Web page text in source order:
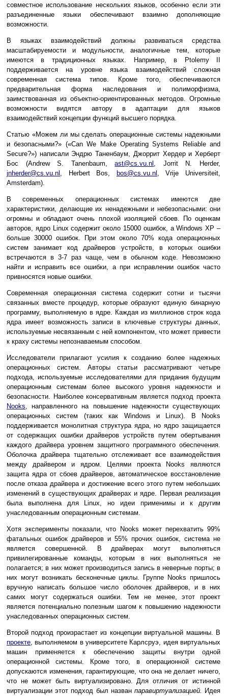
совместное использование нескольких языков, особенно если эти
разъединенные языки обеспечивают взаимно дополняющие
возможности.
В языках взаимодействий должны развиваться средства
масштабируемости и модульности, аналогичные тем, которые
имеются в традиционных языках. Например, в Ptolemy II
поддерживается на уровне языка взаимодействий сложная
современная система типов. Кроме того, обеспечиваются
предварительная форма наследования и полиморфизма,
заимствованная из объектно-ориентированных методов. Огромные
возможности видятся автору в адаптации для языков
взаимодействий концепции функций высшего порядка.
Статью «Можем ли мы сделать операционные системы надежными
и безопасными?» («Can We Make Operating Systems Reliable and
Secure?») написали Эндрю Таненбаум, Джоррит Хердер и Херберт
Бос (Andrew S. Tanenbaum,ast@cs.vu.nl , Jorrit N. Herder,
jnherder@cs.vu.nl , Herbert Bos, bos@cs.vu.nl , Vrije Universiteit,
Amsterdam).
В современных операционных системах имеются две
характеристики, делающие их ненадежными и небезопасными: они
огромны и обладают очень плохой изоляцией сбоев. По оценкам
авторов, ядро Linux содержит около 15000 ошибок, а Windows XP –
больше 30000 ошибок. При этом около 70% кода операционных
систем занимает код драйверов устройств, в которых ошибки
встречаются в 3-7 раз чаще, чем в обычном коде. Невозможно
найти и исправить все ошибки, а при исправлении ошибок часто
привносятся новые ошибки.
Современная операционная система содержит сотни и тысячи
связанных вместе процедур, которые образуют единую бинарную
программу, выполняемую в ядре. Каждая из миллионов строк кода
ядра имеет возможность записи в ключевые структуры данных,
используемые несвязанным с ней компонентом, что может привести
к краху системы непознаваемым способом.
Исследователи прилагают усилия к созданию более надежных
операционных систем. Авторы статьи рассматривают четыре
подхода, используемые исследователями для придания будущим
операционным системам более высокого уровня надежности и
безопасности. Наиболее консервативным является подход проекта
Nooks, направленного на повышение надежности существующих
операционных систем (таких как Windows и Linux). В Nooks
поддерживается монолитная структура ядра, но ядро защищается
от содержащих ошибки драйверов устройств путем обертывания
каждого драйвера уровнем защитного программного обеспечения.
Оболочка драйвера тщательно отслеживает все взаимодействия
между драйвером и ядром. Целями проекта Nooks являются
защита ядра от сбоев драйверов, автоматическое восстановление
после отказа драйвера и достижение всего этого путем небольших
изменений в существующих драйверах и ядре. Первая реализация
была выполнена для Linux, но идеи применимы и к другим
унаследованным операционным системам.
Хотя эксперименты показали, что Nooks может перехватить 99%
фатальных ошибок драйверов и 55% прочих ошибок, система не
является совершенной. В драйверах могут выполняться
привилегированные команды, которым в них выполняться не
полагается; в них может производиться запись в неверные порты; в
них могут возникать бесконечные циклы. Группе Nooks пришлось
вручную написать большое число оболочек драйверов, и в них
самих могут содержаться ошибки. Тем не менее, этот проект
является потенциально полезным шагом к повышению надежности
унаследованных операционных систем.
Второй подход произрастает из концепции виртуальной машины. В
проекте, выполняемом в университете Карлсруэ, идея виртуальных
машин применяется к обеспечению защиты внутри одной
операционной системы. Кроме того, в операционной системе
допускаются изменения, гарантирующие, что она не делает ничего,
что не может быть виртуализировано. Для отличия от истинной
виртуализации этот подход был назван паравиртуализацией. Идея